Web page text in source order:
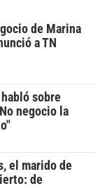
de Marina
a TN
sobre
negocio la
el marido de
de